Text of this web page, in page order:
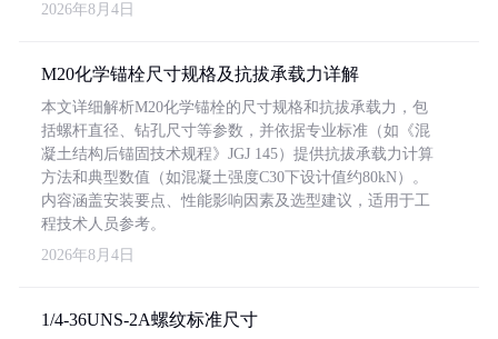
2026年8月4日
M20化学锚栓尺寸规格及抗拔承载力详解
本文详细解析M20化学锚栓的尺寸规格和抗拔承载力，包
括螺杆直径、钻孔尺寸等参数，并依据专业标准（如《混
凝土结构后锚固技术规程》JGJ 145）提供抗拔承载力计算
方法和典型数值（如混凝土强度C30下设计值约80kN）。
内容涵盖安装要点、性能影响因素及选型建议，适用于工
程技术人员参考。
2026年8月4日
1/4-36UNS-2A螺纹标准尺寸